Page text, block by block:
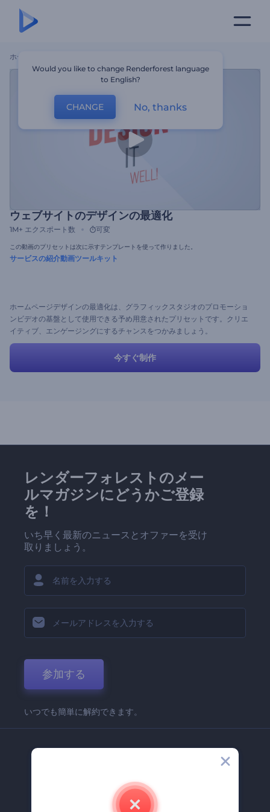
ホーム
ウェブサイトのデザインの最適化
1M+ エクスポート数 可変
この動画のプリセットは次に示すテンプレートを使って作りました。
サービスの紹介動画ツールキット
ホームページデザインの最適化は、グラフィックスタジオのプロモーショ
ンビデオの基盤として使用できる予め用意されたプリセットです。クリエ
イティブ、エンゲージングにするチャンスをつかみましょう。
今すぐ制作
レンダーフォレストのメー
ルマガジンにどうかご登録
を！
いち早く最新のニュースとオファーを受け
取りましょう。
参加する
いつでも簡単に解約できます。
お問い合わせ
Would you like to change Renderforest language
to English?
CHANGE No, thanks